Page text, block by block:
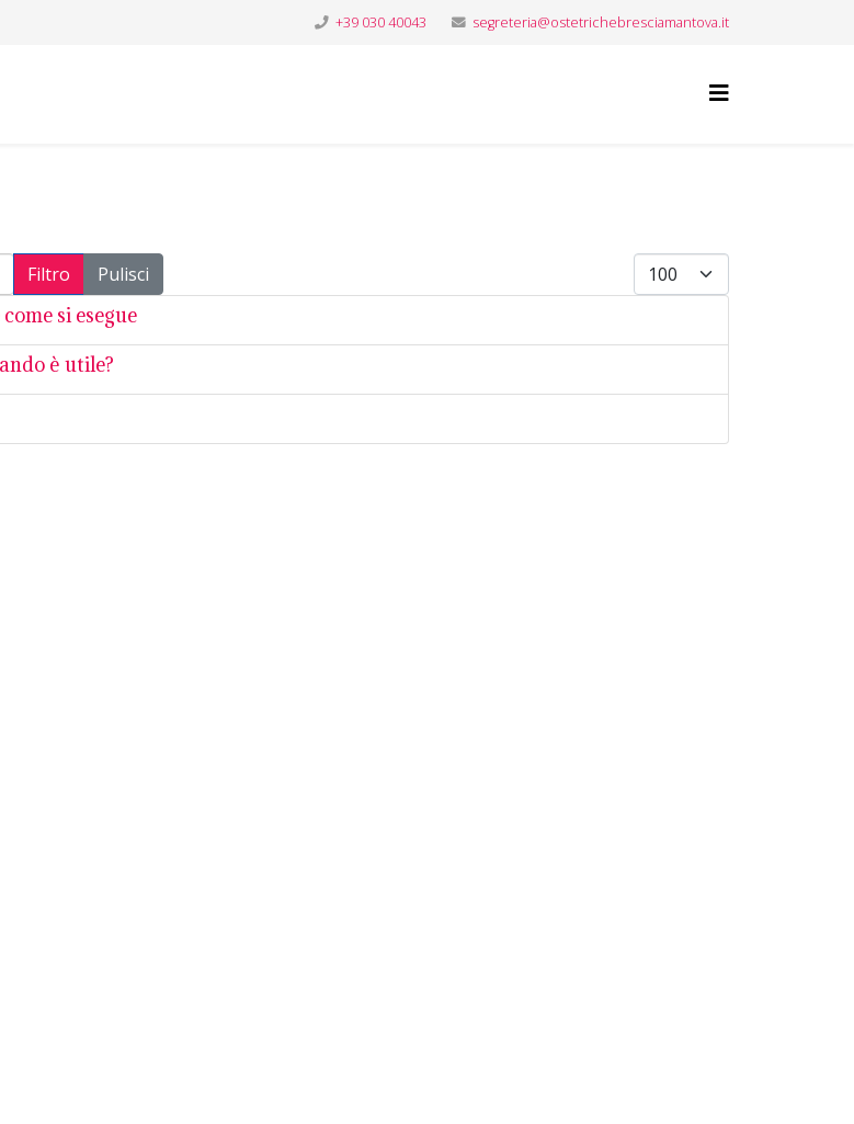
+39 030 40043 segreteria@ostetrichebresciamantova.it
Filtro Pulisci Visualizza #
si esegue
è utile?